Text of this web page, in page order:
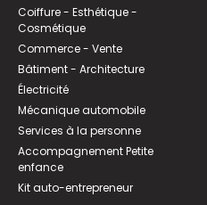
Coiffure - Esthétique -
Cosmétique
Commerce - Vente
Bâtiment - Architecture
Électricité
Mécanique automobile
Services à la personne
Accompagnement Petite
enfance
Kit auto-entrepreneur